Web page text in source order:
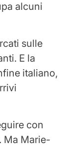
alcuni
sulle
E la
italiano,
con
Ma Marie-